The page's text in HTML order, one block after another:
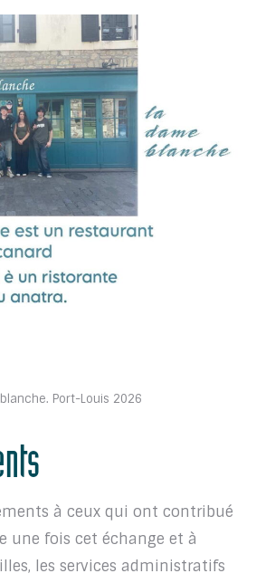
Port-Louis 2026
à ceux qui ont contribué
une fois cet échange et à
les services administratifs